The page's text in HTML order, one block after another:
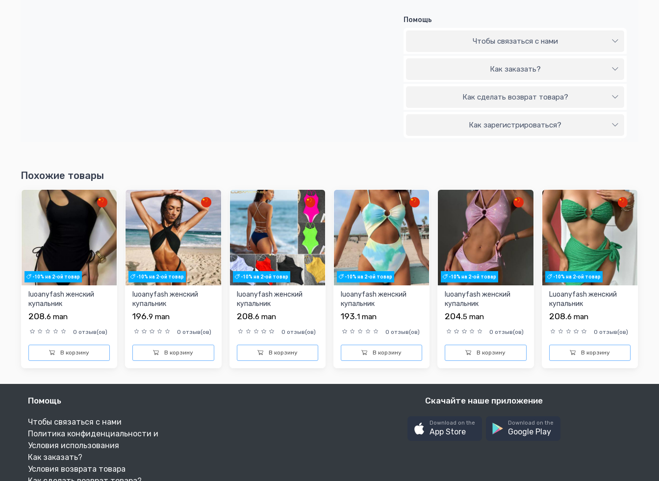
Помощь
Чтобы связаться с нами
Как заказать?
Как сделать возврат товара?
Как зарегистрироваться?
Похожие товары
-10% на 2-ой товар
luoanyfash женский
купальник
208.6 man
0 отзыв(ов)
В корзину
-10% на 2-ой товар
luoanyfash женский
купальник
196.9 man
0 отзыв(ов)
В корзину
-10% на 2-ой товар
luoanyfash женский
купальник
208.6 man
0 отзыв(ов)
В корзину
-10% на 2-ой товар
luoanyfash женский
купальник
193.1 man
0 отзыв(ов)
В корзину
-10% на 2-ой товар
luoanyfash женский
купальник
204.5 man
0 отзыв(ов)
В корзину
-10% на 2-ой товар
Luoanyfash женский
купальник
208.6 man
0 отзыв(ов)
В корзину
Помощь
Чтобы связаться с нами
Политика конфиденциальности и
Условия использования
Как заказать?
Условия возврата товара
Скачайте наше приложение
Download on the
App Store
Download on the
Google Play